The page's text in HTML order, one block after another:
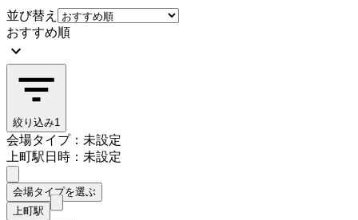
並び替え
おすすめ順
絞り込み1
会場タイプ：未設定
上町駅日時：未設定
会場タイプを選ぶ
上町駅